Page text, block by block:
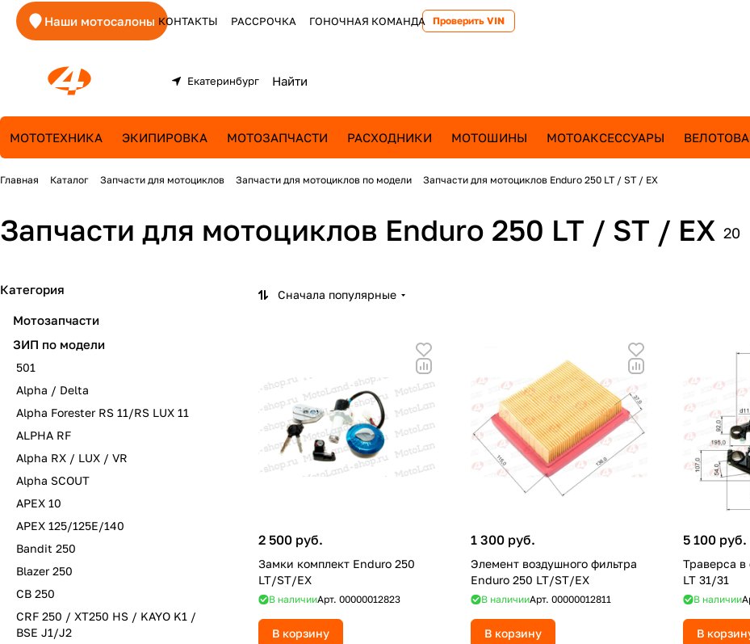
Наши мотосалоны КОНТАКТЫ РАССРОЧКА ГОНОЧНАЯ КОМАНДА Проверить VIN
Екатеринбург
МОТОТЕХНИКА ЭКИПИРОВКА МОТОЗАПЧАСТИ РАСХОДНИКИ МОТОШИНЫ МОТОАКСЕССУАРЫ
Главная Каталог Запчасти для мотоциклов Запчасти для мотоциклов по модели Запчасти для мотоциклов Enduro 250 LT / ST / EX
Запчасти для мотоциклов Enduro 250 LT / ST / EX 20
Сначала популярные
2 500 руб.
Замки комплект Enduro 250
LT/ST/EX
В наличииАрт. 00000012823
В корзину
1 300 руб.
Элемент воздушного фильтра
Enduro 250 LT/ST/EX
В наличииАрт. 00000012811
В корзину
5 100 руб.
Траверса в
LT 31/31
В наличии
В
Категория
Мотозапчасти
ЗИП по модели
501
Alpha / Delta
Alpha Forester RS 11/RS LUX 11
ALPHA RF
Alpha RX / LUX / VR
Alpha SCOUT
APEX 10
APEX 125/125E/140
Bandit 250
Blazer 250
CB 250
CRF 250 / XT250 HS / KAYO K1 /
BSE J1/J2